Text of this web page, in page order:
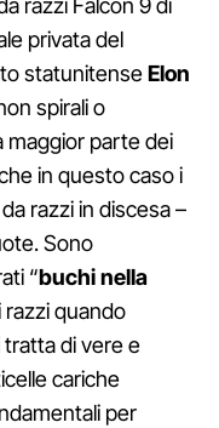
razzi Falcon 9 di
privata del
statunitenseElon
spirali o
maggior parte dei
in questo caso i
razzi in discesa –
Sono
“buchi nella
razzi quando
tratta di vere e
cariche
per